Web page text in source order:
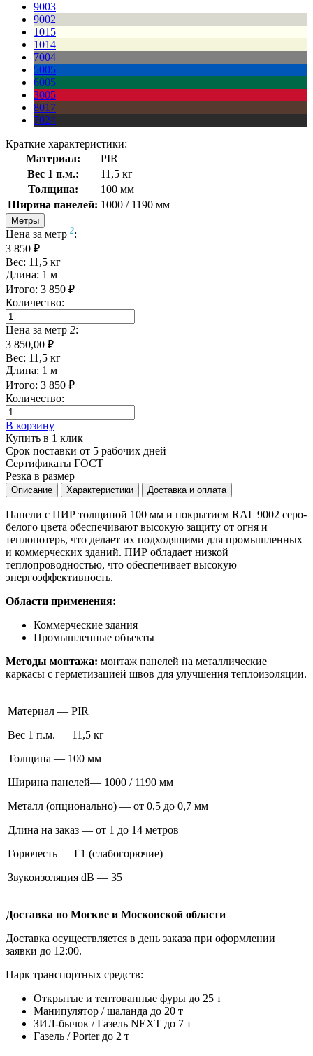
9003
9002
1015
1014
7004
5005
6005
3005
8017
7024
Краткие характеристики:
Материал:
PIR
Вес 1 п.м.:
11,5 кг
Толщина:
100 мм
Ширина панелей: 1000 / 1190 мм
Метры
Цена за метр 2:
3 850 ₽
Вес: 11,5 кг
Длина: 1 м
Итого: 3 850 ₽
Количество:
Цена за метр 2:
3 850,00 ₽
Вес: 11,5 кг
Длина: 1 м
Итого: 3 850 ₽
Количество:
В корзину
Купить в 1 клик
Срок поставки от 5 рабочих дней
Сертификаты ГОСТ
Резка в размер
Описание Характеристики Доставка и оплата
Панели с ПИР толщиной 100 мм и покрытием RAL 9002 серо-
белого цвета обеспечивают высокую защиту от огня и
теплопотерь, что делает их подходящими для промышленных
и коммерческих зданий. ПИР обладает низкой
теплопроводностью, что обеспечивает высокую
энергоэффективность.
Области применения:
Коммерческие здания
Промышленные объекты
Методы монтажа: монтаж панелей на металлические
каркасы с герметизацией швов для улучшения теплоизоляции.
Материал — PIR
Вес 1 п.м. — 11,5 кг
Толщина — 100 мм
Ширина панелей— 1000 / 1190 мм
Металл (опционально) — от 0,5 до 0,7 мм
Длина на заказ — от 1 до 14 метров
Горючесть — Г1 (слабогорючие)
Звукоизоляция dB — 35
Доставка по Москве и Московской области
Доставка осуществляется в день заказа при оформлении
заявки до 12:00.
Парк транспортных средств:
Открытые и тентованные фуры до 25 т
Манипулятор / шаланда до 20 т
ЗИЛ-бычок / Газель NEXT до 7 т
Газель / Porter до 2 т